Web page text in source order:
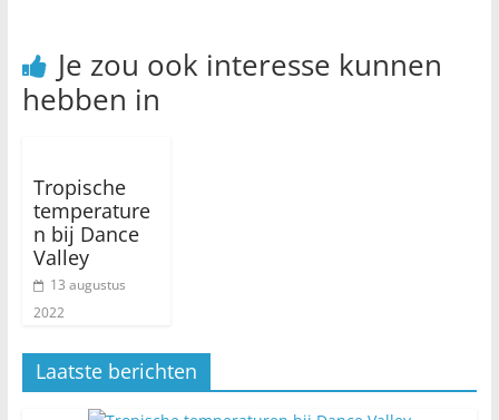
Je zou ook interesse kunnen
hebben in
Tropische
temperature
n bij Dance
Valley
13 augustus
2022
Laatste berichten